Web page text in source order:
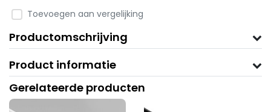
Toevoegen aan vergelijking
Productomschrijving
Product informatie
Gerelateerde producten